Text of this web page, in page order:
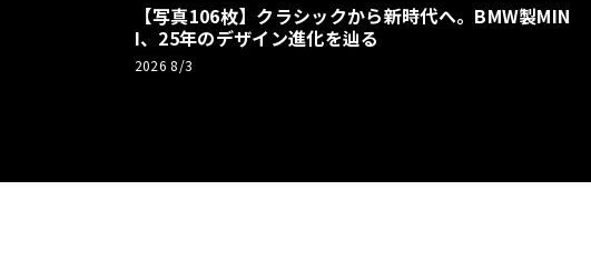
【写真106枚】クラシックから新時代へ。BMW製MIN
I、25年のデザイン進化を辿る
2026 8/3